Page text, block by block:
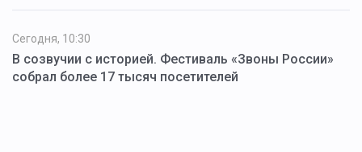
Сегодня, 10:30
В созвучии с историей. Фестиваль «Звоны России»
собрал более 17 тысяч посетителей